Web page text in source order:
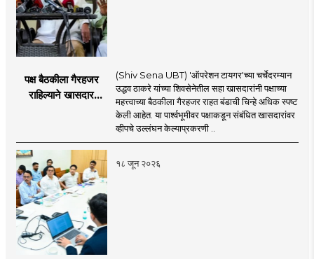
पक्ष बैठकीला गैरहजर
राहिल्याने खासदार
काय सांगतो?
(Shiv Sena UBT) 'ऑपरेशन टायगर'च्या चर्चेदरम्यान
उद्धव ठाकरे यांच्या शिवसेनेतील सहा खासदारांनी पक्षाच्या
महत्त्वाच्या बैठकीला गैरहजर राहत बंडाची चिन्हे अधिक स्पष्ट
केली आहेत. या पार्श्वभूमीवर पक्षाकडून संबंधित खासदारांवर
व्हीपचे उल्लंघन केल्याप्रकरणी ..
१८ जून २०२६